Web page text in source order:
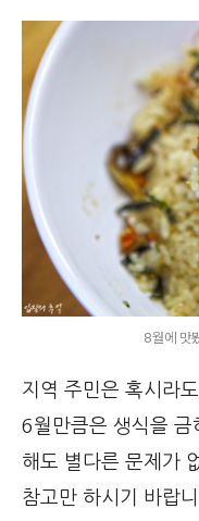
8월에 맛
지역 주민은 혹시라
6월만큼은 생식을 금
해도 별다른 문제가
참고만 하시기 바랍니